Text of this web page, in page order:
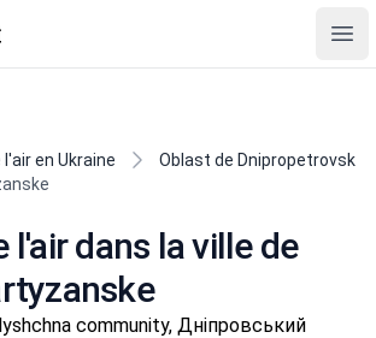
en Ukraine
Oblast de Dnipropetrovsk
l'air dans la ville de
community, Дніпровський